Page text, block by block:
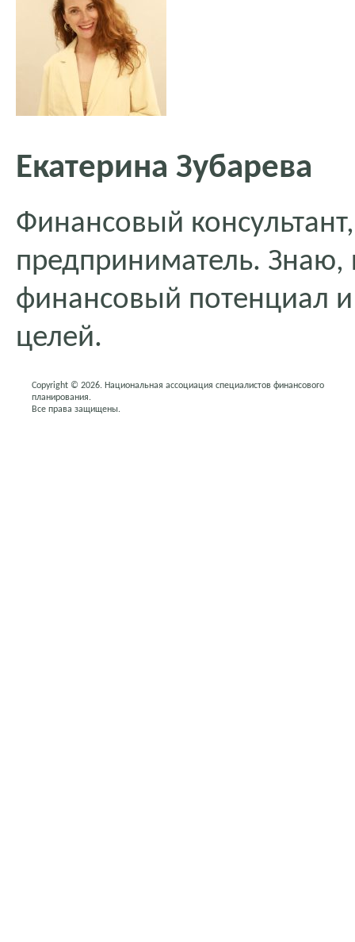
Екатерина Зубарева
Финансовый
предприниматель. Знаю,
финансовый потенциал
целей.
Copyright © 2026. Национальная ассоциация специалистов финансового
планирования.
Все права защищены.